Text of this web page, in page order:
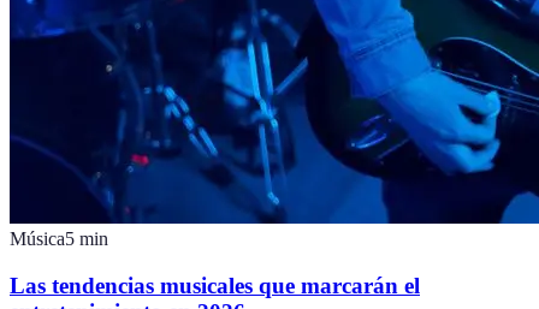
Música5 min
Las tendencias musicales que marcarán el